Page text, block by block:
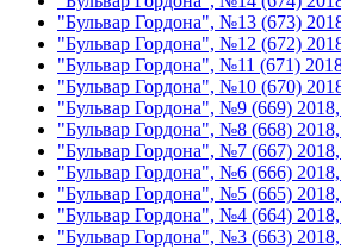
"Бульвар Гордона", №13 (673)
"Бульвар Гордона", №12 (672)
"Бульвар Гордона", №11 (671)
"Бульвар Гордона", №10 (670)
"Бульвар Гордона", №9 (669)
"Бульвар Гордона", №8 (668)
"Бульвар Гордона", №7 (667)
"Бульвар Гордона", №6 (666)
"Бульвар Гордона", №5 (665) 2018,
"Бульвар Гордона", №4 (664) 2018,
"Бульвар Гордона", №3 (663) 2018,